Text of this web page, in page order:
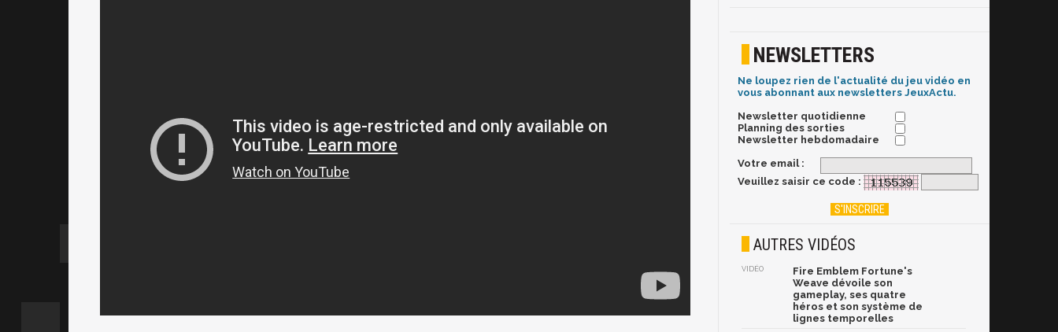
NEWSLETTERS
Ne loupez rien de l'actualité du jeu vidéo en
vous abonnant aux newsletters JeuxActu.
Newsletter quotidienne
Planning des sorties
Newsletter hebdomadaire
Votre email :
Veuillez saisir ce code :
AUTRES VIDÉOS
VIDÉO
Fire Emblem Fortune's
Weave dévoile son
gameplay, ses quatre
héros et son système de
lignes temporelles